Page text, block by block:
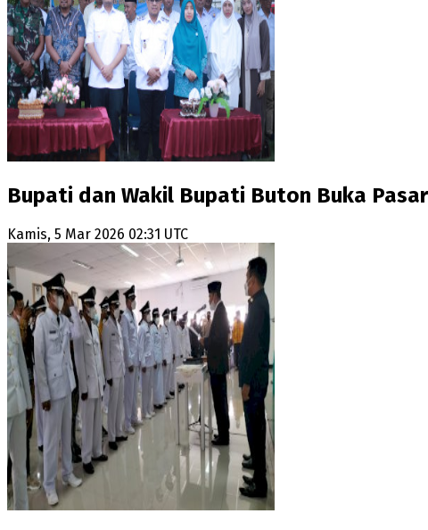
Bupati dan Wakil Bupati Buton Buka
Kamis, 5 Mar 2026 02:31 UTC